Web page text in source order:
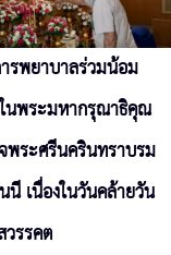
รพยาบาลร่วมน้อม
นพระมหากรุณาธิคุณ
พระศรีนครินทราบรม
นี เนื่องในวันคล้ายวัน
วรรคต